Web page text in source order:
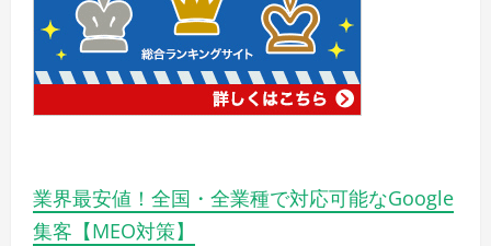
業界最安値！全国・全業種で対応可能なGoogle
集客【MEO対策】